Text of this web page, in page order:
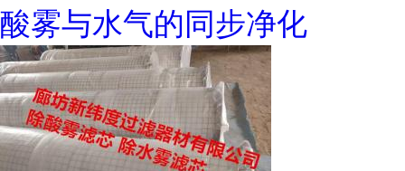
酸雾与水气的同步净化